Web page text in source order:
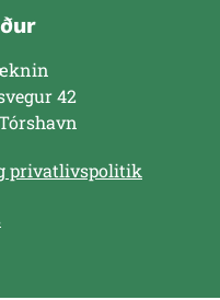
42
privatlivspolitik